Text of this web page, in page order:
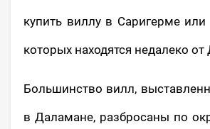
купить виллу в Саригерме или
которых находятся недалеко
Большинство вилл,
в Даламане, разбросаны по